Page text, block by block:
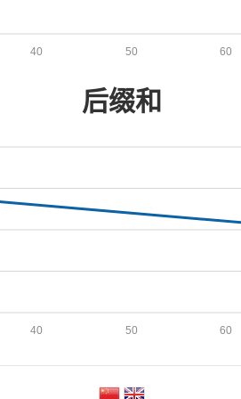
60
50
40
后缀和
60
50
40